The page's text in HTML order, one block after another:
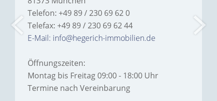
Telefon: +49 89 / 230 69 62 0
Telefax: +49 89 / 230 69 62 44
E-Mail: info@hegerich-immobilien.de
Öffnungszeiten:
Montag bis Freitag 09:00 - 18:00 Uhr
Termine nach Vereinbarung